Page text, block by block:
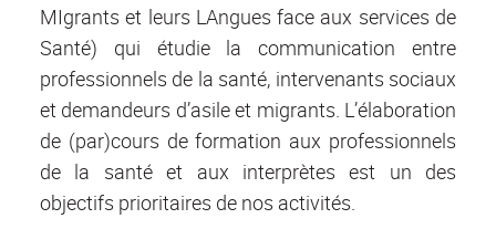
MIgrants et leurs LAngues face aux services de
Santé) qui étudie la communication entre
professionnels de la santé, intervenants sociaux
et demandeurs d’asile et migrants. L’élaboration
de (par)cours de formation aux professionnels
de la santé et aux interprètes est un des
objectifs prioritaires de nos activités.